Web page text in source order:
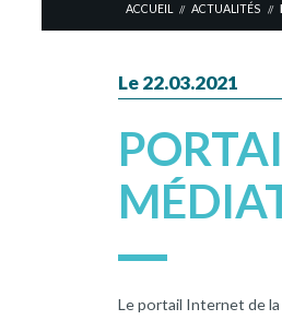
ACCUEIL // ACTUALITÉS //
Le 22.03.2021
Le portail Internet de